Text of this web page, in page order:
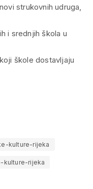
strukovnih udruga,
i srednjih škola u
škole dostavljaju
kulture-rijeka
kulture-rijeka